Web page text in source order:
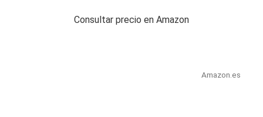
Consultar precio en Amazon
Amazon.es